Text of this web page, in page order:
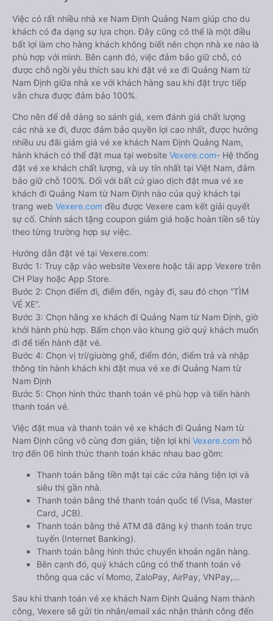
Việc có rất nhiều nhà xe Nam Định Quảng Nam giúp cho du
khách có đa dạng sự lựa chọn. Đây cũng có thể là một điều
bất lợi làm cho hàng khách không biết nên chọn nhà xe nào là
phù hợp với mình. Bên cạnh đó, việc đảm bảo giữ chỗ, có
được chỗ ngồi yêu thích sau khi đặt vé xe đi Quảng Nam từ
Nam Định giữa nhà xe với khách hàng sau khi đặt trực tiếp
vẫn chưa được đảm bảo 100%.
Cho nên để dễ dàng so sánh giá, xem đánh giá chất lượng
các nhà xe đi, được đảm bảo quyền lợi cao nhất, được hưởng
nhiều ưu đãi giảm giá vé xe khách Nam Định Quảng Nam,
hành khách có thể đặt mua tại website Vexere.com- Hệ thống
đặt vé xe khách chất lượng, và uy tín nhất tại Việt Nam, đảm
bảo giữ chỗ 100%. Đối với bất cứ giao dịch đặt mua vé xe
khách đi Quảng Nam từ Nam Định nào của quý khách tại
trang web Vexere.com đều được Vexere cam kết giải quyết
sự cố. Chính sách tặng coupon giảm giá hoặc hoàn tiền sẽ tùy
theo từng trường hợp sự việc.
Hướng dẫn đặt vé tại Vexere.com:
Bước 1: Truy cập vào website Vexere hoặc tải app Vexere trên
CH Play hoặc App Store.
Bước 2: Chọn điểm đi, điểm đến, ngày đi, sau đó chọn “TÌM
VÉ XE”.
Bước 3: Chọn hãng xe khách đi Quảng Nam từ Nam Định, giờ
khởi hành phù hợp. Bấm chọn vào khung giờ quý khách muốn
đi để tiến hành đặt vé.
Bước 4: Chọn vị trí/giường ghế, điểm đón, điểm trả và nhập
thông tin hành khách khi đặt mua vé xe đi Quảng Nam từ
Nam Định
Bước 5: Chọn hình thức thanh toán vé phù hợp và tiến hành
thanh toán vé.
Việc đặt mua và thanh toán vé xe khách đi Quảng Nam từ
Nam Định cũng vô cùng đơn giản, tiện lợi khi Vexere.com hỗ
trợ đến 06 hình thức thanh toán khác nhau bao gồm:
Thanh toán bằng tiền mặt tại các cửa hàng tiện lợi và
siêu thị gần nhà.
Thanh toán bằng thẻ thanh toán quốc tế (Visa, Master
Card, JCB).
Thanh toán bằng thẻ ATM đã đăng ký thanh toán trực
tuyến (Internet Banking).
Thanh toán bằng hình thức chuyển khoản ngân hàng.
Bên cạnh đó, quý khách cũng có thể thanh toán vé
thông qua các ví Momo, ZaloPay, AirPay, VNPay,…
Sau khi thanh toán vé xe khách Nam Định Quảng Nam thành
công, Vexere sẽ gửi tin nhắn/email xác nhận thành công đến